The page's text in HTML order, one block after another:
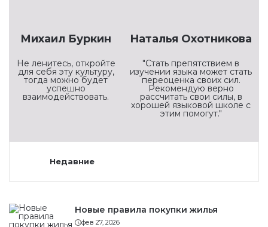
Михаил Буркин
Не ленитесь, откройте
для себя эту культуру,
тогда можно будет
успешно
взаимодействовать.
Наталья Охотникова
"Стать препятствием в
изучении языка может стать
переоценка своих сил.
Рекомендую верно
рассчитать свои силы, в
хорошей языковой школе с
этим помогут."
Недавние
Новые правила покупки жилья
фев 27, 2026